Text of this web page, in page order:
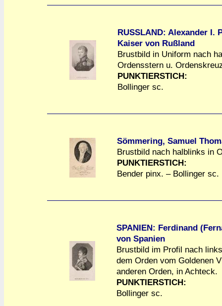
RUSSLAND: Alexander I.
Kaiser von Rußland
Brustbild in Uniform nach
Ordensstern u.
PUNKTIERSTICH:
Bollinger sc.
Sömmering, Samuel
Brustbild nach halblinks in
PUNKTIERSTICH:
Bender pinx. – Bollinger sc.
SPANIEN: Ferdinand
von Spanien
Brustbild im Profil nach
dem Orden vom Goldenen
anderen Orden, in Achteck.
PUNKTIERSTICH:
Bollinger sc.